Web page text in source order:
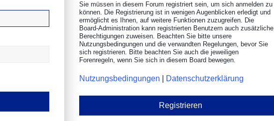
Sie müssen in diesem Forum registriert sein, um sich anmelden zu
können. Die Registrierung ist in wenigen Augenblicken erledigt und
ermöglicht es Ihnen, auf weitere Funktionen zuzugreifen. Die
Board-Administration kann registrierten Benutzern auch zusätzliche
Berechtigungen zuweisen. Beachten Sie bitte unsere
Nutzungsbedingungen und die verwandten Regelungen, bevor Sie
sich registrieren. Bitte beachten Sie auch die jeweiligen
Forenregeln, wenn Sie sich in diesem Board bewegen.
Nutzungsbedingungen Datenschutzerklärung
Registrieren